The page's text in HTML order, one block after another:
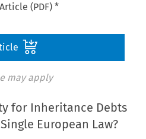
(PDF) *
may apply
for Inheritance Debts
European Law?